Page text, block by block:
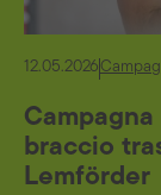
12.05.2026
braccio
Lemförder